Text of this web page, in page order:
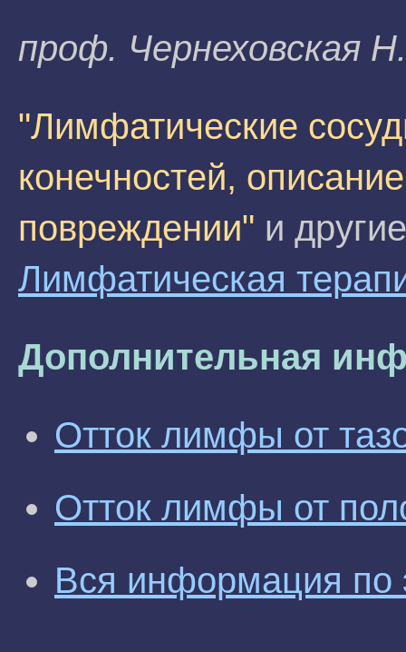
проф. Чернеховская
"Лимфатические
конечностей,
повреждении" и
Лимфатическая
Дополнительная
Отток лимфы от
Отток лимфы от
Вся информация по